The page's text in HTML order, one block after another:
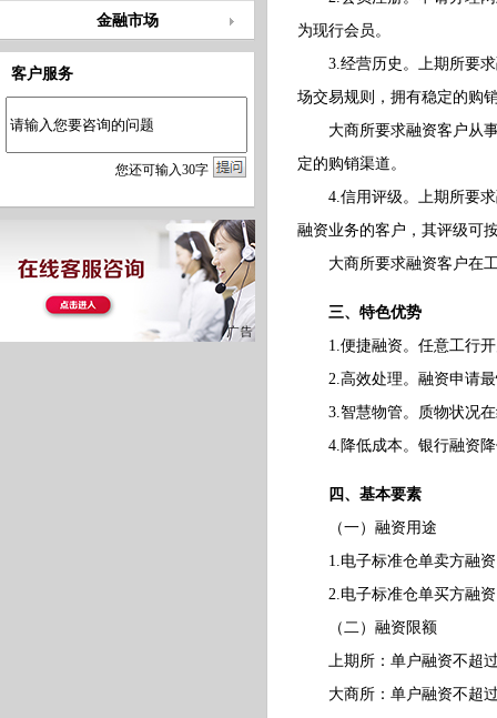
金融市场
客户服务
您还可输入30字
为现行会员。
3.经营历史。上期所要求
场交易规则，拥有稳定的购
大商所要求融资客户从事
定的购销渠道。
4.信用评级。上期所要求
融资业务的客户，其评级可
大商所要求融资客户在工
三、特色优势
1.便捷融资。任意工行开
2.高效处理。融资申请最
3.智慧物管。质物状况在
4.降低成本。银行融资降
四、基本要素
（一）融资用途
1.电子标准仓单卖方融资
2.电子标准仓单买方融资
（二）融资限额
上期所：单户融资不超过
大商所：单户融资不超过